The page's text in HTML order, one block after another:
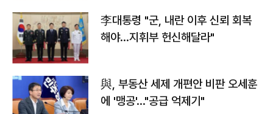
李대통령 "군, 내란 이후 신뢰 회복
해야…지휘부 헌신해달라"
與, 부동산 세제 개편안 비판 오세훈
에 '맹공'…"공급 억제기"